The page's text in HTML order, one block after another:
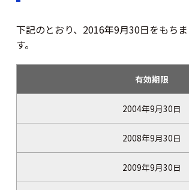
下記のとおり、2016年9月30日をもち
す。
有効期限
2004年9月30日
2008年9月30日
2009年9月30日